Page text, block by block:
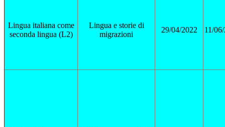
Lingua italiana come
seconda lingua (L2)
Lingua e storie di
migrazioni
29/04/2022 11/